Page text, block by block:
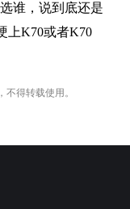
谁，说到底还是
上K70或者K70
得转载使用。